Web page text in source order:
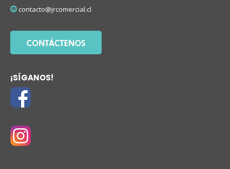
contacto@jrcomercial.cl
¡SÍGANOS!